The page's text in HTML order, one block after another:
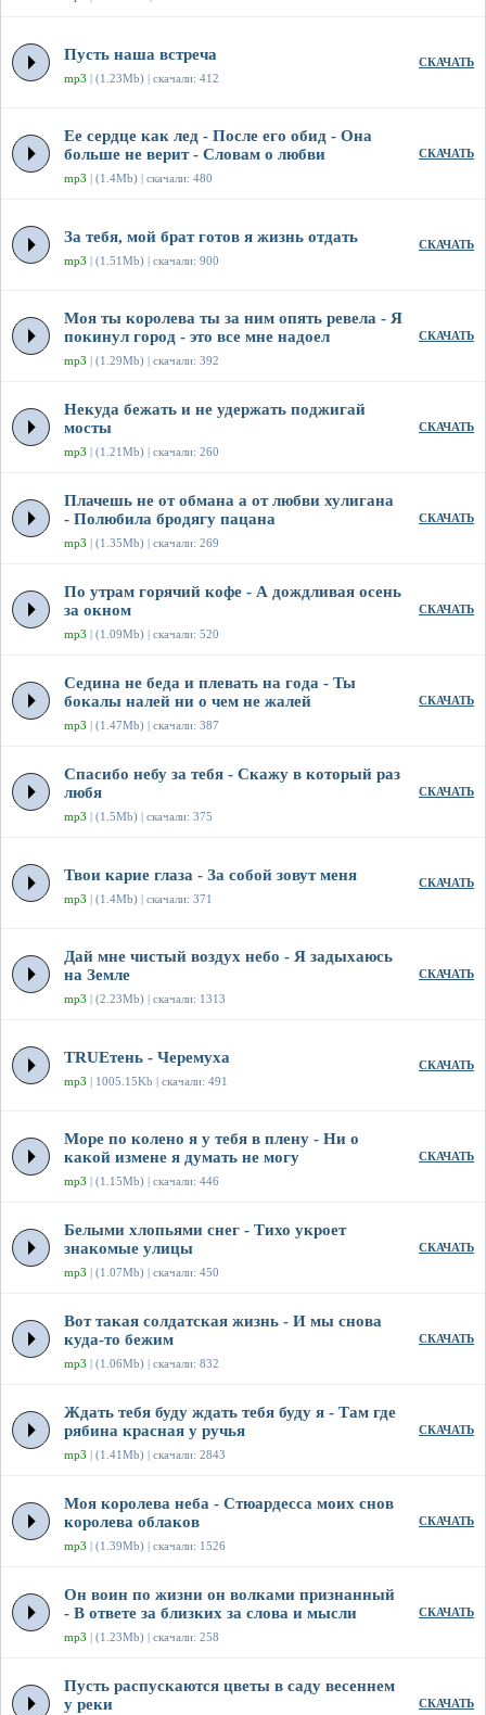
Пусть наша встреча
mp3 | (1.23Mb) | скачали: 412
СКАЧАТЬ
Ее сердце как лед - После его обид - Она
больше не верит - Словам о любви
mp3 | (1.4Mb) | скачали: 480
СКАЧАТЬ
За тебя, мой брат готов я жизнь отдать
mp3 | (1.51Mb) | скачали: 900
СКАЧАТЬ
Моя ты королева ты за ним опять ревела - Я
покинул город - это все мне надоел
mp3 | (1.29Mb) | скачали: 392
СКАЧАТЬ
Некуда бежать и не удержать поджигай
мосты
mp3 | (1.21Mb) | скачали: 260
СКАЧАТЬ
Плачешь не от обмана а от любви хулигана
- Полюбила бродягу пацана
mp3 | (1.35Mb) | скачали: 269
СКАЧАТЬ
По утрам горячий кофе - А дождливая осень
за окном
mp3 | (1.09Mb) | скачали: 520
СКАЧАТЬ
Седина не беда и плевать на года - Ты
бокалы налей ни о чем не жалей
mp3 | (1.47Mb) | скачали: 387
СКАЧАТЬ
Спасибо небу за тебя - Скажу в который раз
любя
mp3 | (1.5Mb) | скачали: 375
СКАЧАТЬ
Твои карие глаза - За собой зовут меня
mp3 | (1.4Mb) | скачали: 371
СКАЧАТЬ
Дай мне чистый воздух небо - Я задыхаюсь
на Земле
mp3 | (2.23Mb) | скачали: 1313
СКАЧАТЬ
TRUEтень - Черемуха
mp3 | 1005.15Kb | скачали: 491
СКАЧАТЬ
Море по колено я у тебя в плену - Ни о
какой измене я думать не могу
mp3 | (1.15Mb) | скачали: 446
СКАЧАТЬ
Белыми хлопьями снег - Тихо укроет
знакомые улицы
mp3 | (1.07Mb) | скачали: 450
СКАЧАТЬ
Вот такая солдатская жизнь - И мы снова
куда-то бежим
mp3 | (1.06Mb) | скачали: 832
СКАЧАТЬ
Ждать тебя буду ждать тебя буду я - Там где
рябина красная у ручья
mp3 | (1.41Mb) | скачали: 2843
СКАЧАТЬ
Моя королева неба - Стюардесса моих снов
королева облаков
mp3 | (1.39Mb) | скачали: 1526
СКАЧАТЬ
Он воин по жизни он волками признанный
- В ответе за близких за слова и мысли
mp3 | (1.23Mb) | скачали: 258
СКАЧАТЬ
Пусть распускаются цветы в саду весеннем
у реки
СКАЧАТЬ